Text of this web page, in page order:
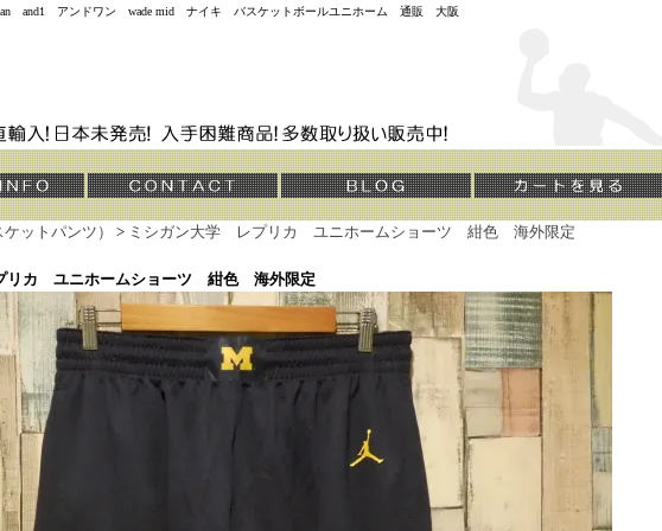
and1 アンドワン wade mid ナイキ バスケットボールユニホーム 通販 大阪
ットパンツ） > ミシガン大学 レプリカ ユニホームショーツ 紺色 海外限定
リカ ユニホームショーツ 紺色 海外限定